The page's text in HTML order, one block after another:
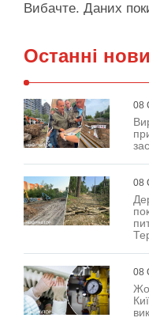
Вибачте. Даних
Останні
08
08
08